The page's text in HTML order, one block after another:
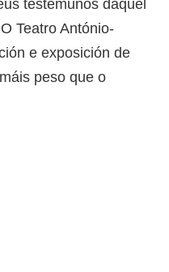
testemuños daquel
Teatro António-
e exposición de
peso que o